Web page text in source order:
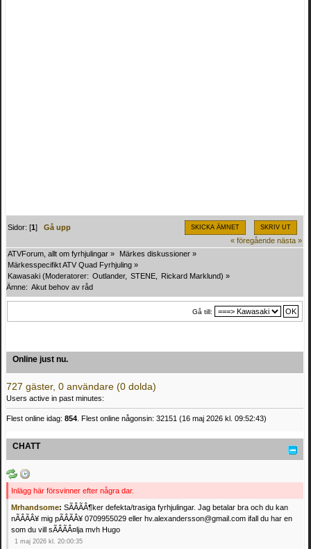
SKICKA ÄMNET SKRIV UT
Sidor: [1]Gå upp
« föregående nästa »
ATVForum, allt om fyrhjulingar » Märkes diskussioner »
Märkesspecifikt ATV Quad Fyrhjuling »
Kawasaki (Moderatorer: Outlander, STENE Rickard Marklund) »
Ämne: Akut behov av råd
Gå till:
Online just nu.
727 gäster, 0 användare (0 dolda)
Users active in past minutes:
Flest online idag: 854. Flest online någonsin: 32151 (16 maj 2026 kl. 09:52:43)
CHATT
Inlägg här försvinner efter några dar.
Mrhandsome: SÃÂÃÂ¶ker defekta/trasiga fyrhjulingar. Jag betalar bra och du kan
nÃÂÃÂ¥ mig pÃÂÃÂ¥ 0709955029 eller hv.alexandersson@gmail.com ifall du har en
som du vill sÃÂÃÂ¤lja mvh Hugo
1 maj 2026 kl. 20:00:35